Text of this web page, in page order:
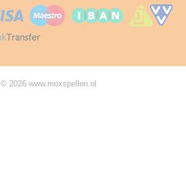
© 2026 www.moxspellen.nl